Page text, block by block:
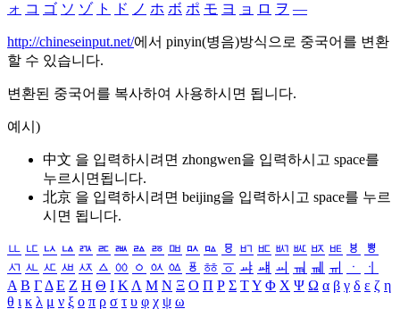
ォ コ ゴ ソ ゾ ト ド ノ ホ ボ ポ モ ヨ ョ ロ ヲ ―
http://chineseinput.net/에서 pinyin(병음)방식으로 중국어를 변환
할 수 있습니다.
변환된 중국어를 복사하여 사용하시면 됩니다.
예시)
中文 을 입력하시려면 zhongwen을 입력하시고 space를
누르시면됩니다.
北京 을 입력하시려면 beijing을 입력하시고 space를 누르
시면 됩니다.
ㅥ ㅦ ㅧ ㅨ ㅩ ㅪ ㅫ ㅬ ㅭ ㅮ ㅯ ㅰ ㅱ ㅲ ㅳ ㅴ ㅵ ㅶ ㅷ ㅸ
ㅹ
ㅺ ㅻ ㅼ ㅽ ㅾ ㅿ ㆀ ㆁ ㆂ ㆃ ㆄ ㆅ ㆆ ㆇ ㆈ ㆉ ㆊ ㆋ ㆌ ㆍ
ㆎ
Α Β ΓΔ Ε Ζ Η Θ Ι ΚΛ Μ Ν Ξ Ο Π Ρ Σ ΤΥ Φ Χ Ψ Ω α β γ δ ε ζ η
θ ι κ λ μ ν ξ ο π ρ σ τ υ φ χ ψ ω